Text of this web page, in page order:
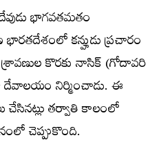
భాగవతమతం
కన్హుడు ప్రచారం
కొరకు నాసిక్ (గోదావరి
దేవాలయం నిర్మించాడు. ఈ
తర్వాతి కాలంలో
చెప్పుకొంది.